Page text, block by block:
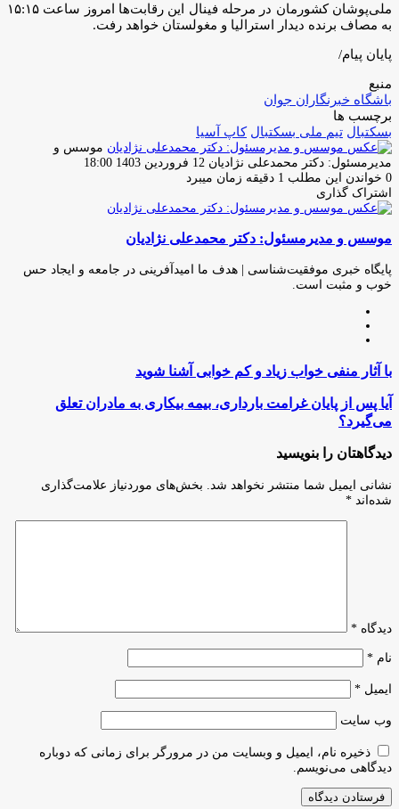
ملی‌پوشان کشورمان در مرحله فینال این رقابت‌ها امروز ساعت ۱۵:۱۵
به مصاف برنده دیدار استرالیا و مغولستان خواهد رفت.
پایان پیام/
منبع
باشگاه خبرنگاران جوان
برچسب ها
بسکتبال تیم ملی بسکتبال کاپ آسیا
موسس و
مدیرمسئول: دکتر محمدعلی نژادیان ارسال
ایمیل
12 فروردین 1403 18:00
0 خواندن این مطلب 1 دقیقه زمان میبرد
اشتراک گذاری
فیس
توئیتر
لینکدین
واتس
تلگرام
اشتراک
از
ایمیل
چاپ
موسس و مدیرمسئول: دکتر محمدعلی نژادیان
پایگاه خبری موفقیت‌شناسی | هدف ما امیدآفرینی در جامعه و ایجاد حس
خوب و مثبت است.
با
منفی
خواب
زیاد
کم
آشنا
شوید
با آثار منفی خواب زیاد و کم خوابی آشنا شوید
آیا
از
پایان
غرامت
بارداری،
بیمه
بیکاری
آیا پس از پایان غرامت بارداری، بیمه بیکاری به مادران تعلق
می‌گیرد؟
دیدگاهتان را بنویسید
نشانی ایمیل شما منتشر نخواهد شد.
بخش‌های موردنیاز علامت‌گذاری
شده‌اند *
دیدگاه *
نام *
ایمیل *
وب‌ سایت
ذخیره نام، ایمیل و وبسایت من در مرورگر برای زمانی که دوباره
دیدگاهی می‌نویسم.